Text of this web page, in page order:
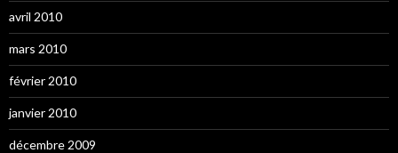
avril 2010
mars 2010
février 2010
janvier 2010
décembre 2009